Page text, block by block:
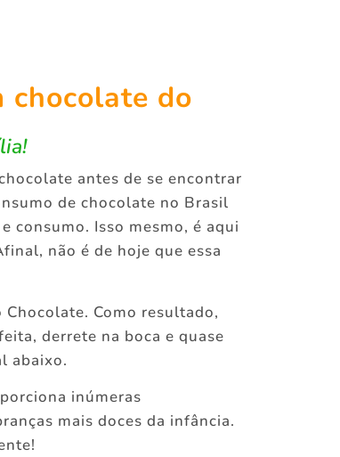
chocolate do
antes de se encontrar
de chocolate no Brasil
consumo. Isso mesmo, é aqui
não é de hoje que essa
Chocolate. Como resultado,
derrete na boca e quase
abaixo.
inúmeras
mais doces da infância.